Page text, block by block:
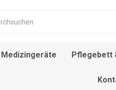
Medizingeräte Pflegebett